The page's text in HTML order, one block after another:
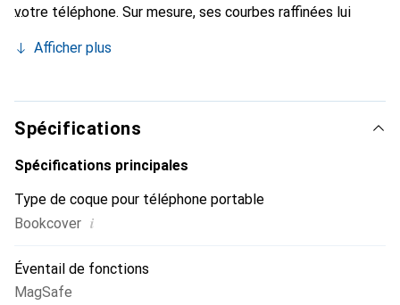
votre téléphone. Sur mesure, ses courbes raffinées lui
l'accessoire chic et indispensable pour votre smartphone.
ses produits de haute qualité et constitue un choix fiable
pour une clientèle exigeante.
Afficher plus
Spécifications
Spécifications principales
Type de coque pour téléphone portable
Bookcover i
Éventail de fonctions
MagSafe